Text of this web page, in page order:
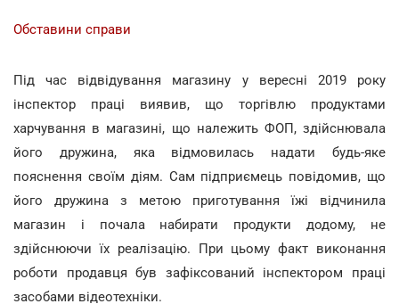
Обставини справи
Під час відвідування магазину у вересні 2019 року
інспектор праці виявив, що торгівлю продуктами
харчування в магазині, що належить ФОП, здійснювала
його дружина, яка відмовилась надати будь-яке
пояснення своїм діям. Сам підприємець повідомив, що
його дружина з метою приготування їжі відчинила
магазин і почала набирати продукти додому, не
здійснюючи їх реалізацію. При цьому факт виконання
роботи продавця був зафіксований інспектором праці
засобами відеотехніки.